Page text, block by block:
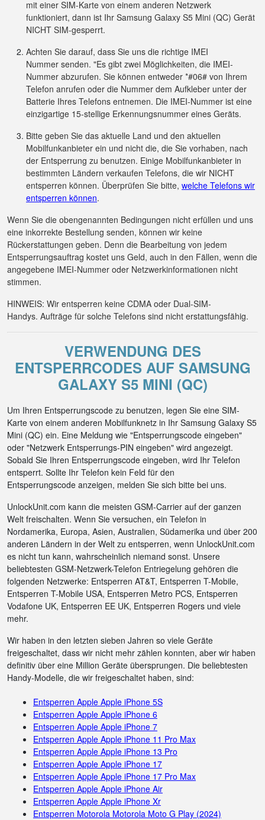
mit einer SIM-Karte von einem anderen Netzwerk
funktioniert, dann ist Ihr Samsung Galaxy S5 Mini (QC) Gerät
NICHT SIM-gesperrt.
Achten Sie darauf, dass Sie uns die richtige IMEI
Nummer senden. "Es gibt zwei Möglichkeiten, die IMEI-
Nummer abzurufen. Sie können entweder *#06# von Ihrem
Telefon anrufen oder die Nummer dem Aufkleber unter der
Batterie Ihres Telefons entnemen. Die IMEI-Nummer ist eine
einzigartige 15-stellige Erkennungsnummer eines Geräts.
Bitte geben Sie das aktuelle Land und den aktuellen
Mobilfunkanbieter ein und nicht die, die Sie vorhaben, nach
der Entsperrung zu benutzen. Einige Mobilfunkanbieter in
bestimmten Ländern verkaufen Telefons, die wir NICHT
entsperren können. Überprüfen Sie bitte, welche Telefons wir
entsperren können.
Wenn Sie die obengenannten Bedingungen nicht erfüllen und uns
eine inkorrekte Bestellung senden, können wir keine
Rückerstattungen geben. Denn die Bearbeitung von jedem
Entsperrungsauftrag kostet uns Geld, auch in den Fällen, wenn die
angegebene IMEI-Nummer oder Netzwerkinformationen nicht
stimmen.
HINWEIS: Wir entsperren keine CDMA oder Dual-SIM-
Handys. Aufträge für solche Telefons sind nicht erstattungsfähig.
VERWENDUNG DES
ENTSPERRCODES AUF SAMSUNG
GALAXY S5 MINI (QC)
Um Ihren Entsperrungscode zu benutzen, legen Sie eine SIM-
Karte von einem anderen Mobilfunknetz in Ihr Samsung Galaxy S5
Mini (QC) ein. Eine Meldung wie "Entsperrungscode eingeben"
oder "Netzwerk Entsperrungs-PIN eingeben" wird angezeigt.
Sobald Sie Ihren Entsperrungscode eingeben, wird Ihr Telefon
entsperrt. Sollte Ihr Telefon kein Feld für den
Entsperrungscode anzeigen, melden Sie sich bitte bei uns.
UnlockUnit.com kann die meisten GSM-Carrier auf der ganzen
Welt freischalten. Wenn Sie versuchen, ein Telefon in
Nordamerika, Europa, Asien, Australien, Südamerika und über 200
anderen Ländern in der Welt zu entsperren, wenn UnlockUnit.com
es nicht tun kann, wahrscheinlich niemand sonst. Unsere
beliebtesten GSM-Netzwerk-Telefon Entriegelung gehören die
folgenden Netzwerke: Entsperren AT&T, Entsperren T-Mobile,
Entsperren T-Mobile USA, Entsperren Metro PCS, Entsperren
Vodafone UK, Entsperren EE UK, Entsperren Rogers und viele
mehr.
Wir haben in den letzten sieben Jahren so viele Geräte
freigeschaltet, dass wir nicht mehr zählen konnten, aber wir haben
definitiv über eine Million Geräte übersprungen. Die beliebtesten
Handy-Modelle, die wir freigeschaltet haben, sind:
Entsperren Apple Apple iPhone 5S
Entsperren Apple Apple iPhone 6
Entsperren Apple Apple iPhone 7
Entsperren Apple Apple iPhone 11 Pro Max
Entsperren Apple Apple iPhone 13 Pro
Entsperren Apple Apple iPhone 17
Entsperren Apple Apple iPhone 17 Pro Max
Entsperren Apple Apple iPhone Air
Entsperren Apple Apple iPhone Xr
Entsperren Motorola Motorola Moto G Play (2024)